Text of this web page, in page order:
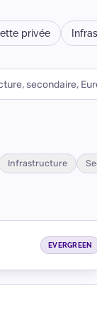
privée
Infrastructure
EVERGREEN
(~90% du marché).